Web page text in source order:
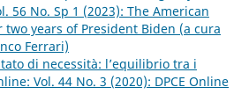
56 No. Sp 1 (2023): The American
two years of President Biden (a cura
Ferrari)
di necessità: l’equilibrio tra i
Vol. 44 No. 3 (2020): DPCE Online